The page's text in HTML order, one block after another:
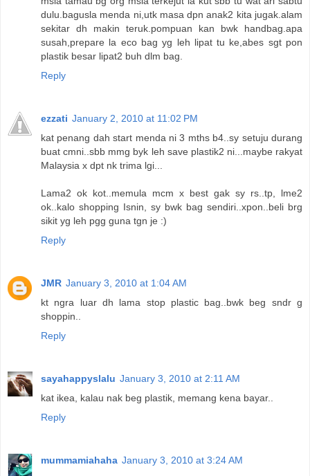
dulu.bagusla menda ni,utk masa dpn anak2 kita jugak.alam
sekitar dh makin teruk.pompuan kan bwk handbag.apa
susah,prepare la eco bag yg leh lipat tu ke,abes sgt pon
plastik besar lipat2 buh dlm bag.
Reply
ezzati January 2, 2010 at 11:02 PM
kat penang dah start menda ni 3 mths b4..sy setuju durang
buat cmni..sbb mmg byk leh save plastik2 ni...maybe rakyat
Malaysia x dpt nk trima lgi...
Lama2 ok kot..memula mcm x best gak sy rs..tp, lme2
ok..kalo shopping Isnin, sy bwk bag sendiri..xpon..beli brg
sikit yg leh pgg guna tgn je :)
Reply
JMR January 3, 2010 at 1:04 AM
kt ngra luar dh lama stop plastic bag..bwk beg sndr g
shoppin..
Reply
sayahappyslalu January 3, 2010 at 2:11 AM
kat ikea, kalau nak beg plastik, memang kena bayar..
Reply
mummamiahaha January 3, 2010 at 3:24 AM